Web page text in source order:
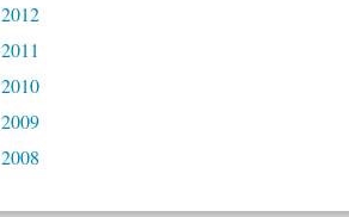
2012
2011
2010
2009
2008